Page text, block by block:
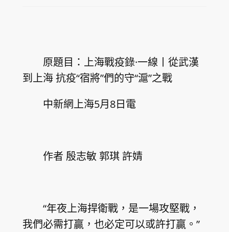
原題目：上海戰疫錄·一線丨從武漢
到上海 抗疫“宿將”們的守“滬”之戰
中新網上海5月8日電
作者 殷志敏 郭琪 許婧
“年夜上海捍衛戰，是一場攻堅戰，
我們必需打贏，也必定可以或許打贏。”